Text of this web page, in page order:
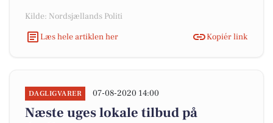
Kilde: Nordsjællands Politi
Læs hele artiklen her
Kopiér link
DAGLIGVARER 07-08-2020 14:00
Næste uges lokale tilbud på